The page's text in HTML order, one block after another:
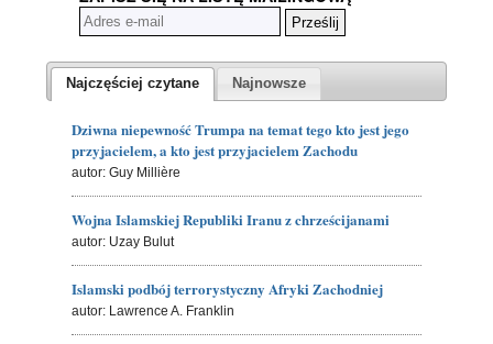
Najczęściej czytane Najnowsze
Dziwna niepewność Trumpa na temat tego kto jest jego
przyjacielem, a kto jest przyjacielem Zachodu
autor: Guy Millière
Wojna Islamskiej Republiki Iranu z chrześcijanami
autor: Uzay Bulut
Islamski podbój terrorystyczny Afryki Zachodniej
autor: Lawrence A. Franklin